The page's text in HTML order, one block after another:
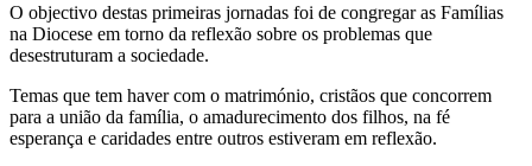
O objectivo destas primeiras jornadas foi de congregar as Famílias
na Diocese em torno da reflexão sobre os problemas que
desestruturam a sociedade.
Temas que tem haver com o matrimónio, cristãos que concorrem
para a união da família, o amadurecimento dos filhos, na fé
esperança e caridades entre outros estiveram em reflexão.